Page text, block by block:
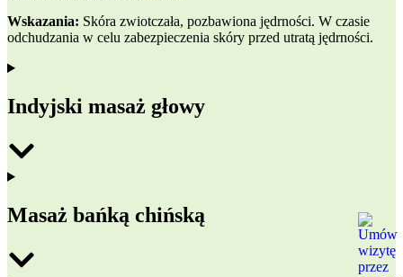
Wskazania: Skóra zwiotczała, pozbawiona jędrności. W czasie
odchudzania w celu zabezpieczenia skóry przed utratą jędrności.
Indyjski masaż głowy
Masaż bańką chińską